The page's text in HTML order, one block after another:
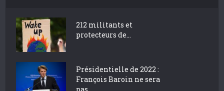
212 militants et
protecteurs de...
Présidentielle de 2022 :
François Baroin ne sera